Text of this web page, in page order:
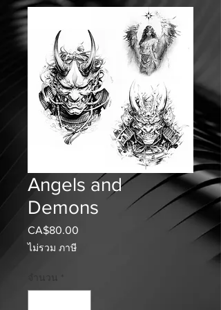
Angels and
Demons
CA$80.00
ไม่รวม ภาษี
*